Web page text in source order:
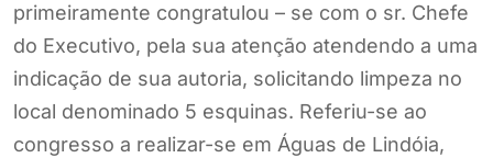
primeiramente congratulou – se com o sr. Chefe
do Executivo, pela sua atenção atendendo a uma
indicação de sua autoria, solicitando limpeza no
local denominado 5 esquinas. Referiu-se ao
congresso a realizar-se em Águas de Lindóia,